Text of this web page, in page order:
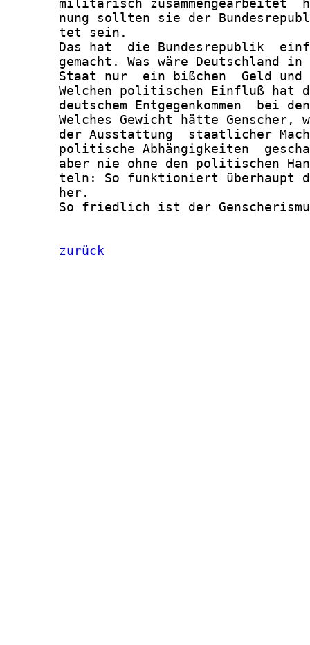
militärisch zusammengearbeitet
nung sollten sie der
       tet sein.
Das hat  die Bundesrepublik
gemacht. Was wäre Deutschland
Staat nur  ein bißchen  Geld
Welchen politischen Einfluß hat
deutschem Entgegenkommen  bei
Welches Gewicht hätte Genscher,
der Ausstattung  staatlicher
politische Abhängigkeiten
aber nie ohne den politischen
teln: So funktioniert überhaupt
       her.
So friedlich ist der
zurück